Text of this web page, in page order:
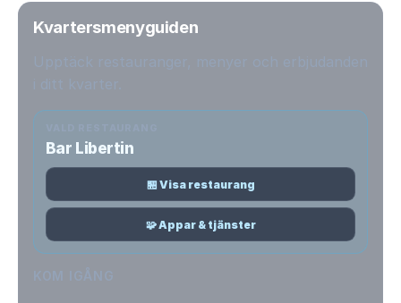
Kvartersmenyguiden
Bar Libertin
🏪 Visa restaurang
🧩 Appar & tjänster